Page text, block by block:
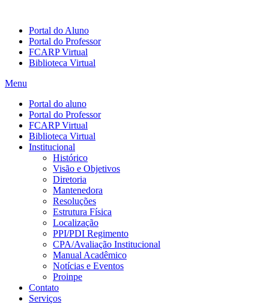
Portal do Aluno
Portal do Professor
FCARP Virtual
Biblioteca Virtual
Menu
Portal do aluno
Portal do Professor
FCARP Virtual
Biblioteca Virtual
Institucional
Histórico
Visão e Objetivos
Diretoria
Mantenedora
Resoluções
Estrutura Física
Localização
PPI/PDI Regimento
CPA/Avaliação Institucional
Manual Acadêmico
Notícias e Eventos
Proinpe
Contato
Serviços